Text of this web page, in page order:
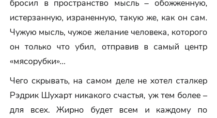
бросил в пространство мысль – обожженную,
истерзанную, израненную, такую же, как он сам.
Чужую мысль, чужое желание человека, которого
он только что убил, отправив в самый центр
«мясорубки»…
Чего скрывать, на самом деле не хотел сталкер
Рэдрик Шухарт никакого счастья, уж тем более –
для всех. Жирно будет всем и каждому по